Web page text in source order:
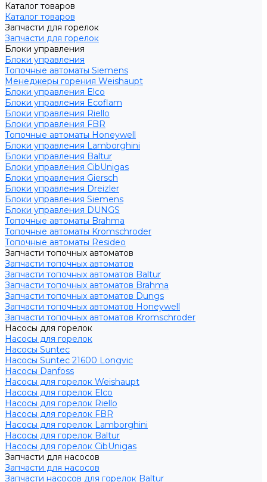
Каталог товаров
Каталог товаров
Запчасти для горелок
Запчасти для горелок
Блоки управления
Блоки управления
Топочные автоматы Siemens
Менеджеры горения Weishaupt
Блоки управления Elco
Блоки управления Ecoflam
Блоки управления Riello
Блоки управления FBR
Топочные автоматы Honeywell
Блоки управления Lamborghini
Блоки управления Baltur
Блоки управления CibUnigas
Блоки управления Giersch
Блоки управления Dreizler
Блоки управления Siemens
Блоки управления DUNGS
Топочные автоматы Brahma
Топочные автоматы Kromschroder
Топочные автоматы Resideo
Запчасти топочных автоматов
Запчасти топочных автоматов
Запчасти топочных автоматов Baltur
Запчасти топочных автоматов Brahma
Запчасти топочных автоматов Dungs
Запчасти топочных автоматов Honeywell
Запчасти топочных автоматов Kromschroder
Насосы для горелок
Насосы для горелок
Насосы Suntec
Насосы Suntec 21600 Longvic
Насосы Danfoss
Насосы для горелок Weishaupt
Насосы для горелок Elco
Насосы для горелок Riello
Насосы для горелок FBR
Насосы для горелок Lamborghini
Насосы для горелок Baltur
Насосы для горелок CibUnigas
Запчасти для насосов
Запчасти для насосов
Запчасти насосов для горелок Baltur